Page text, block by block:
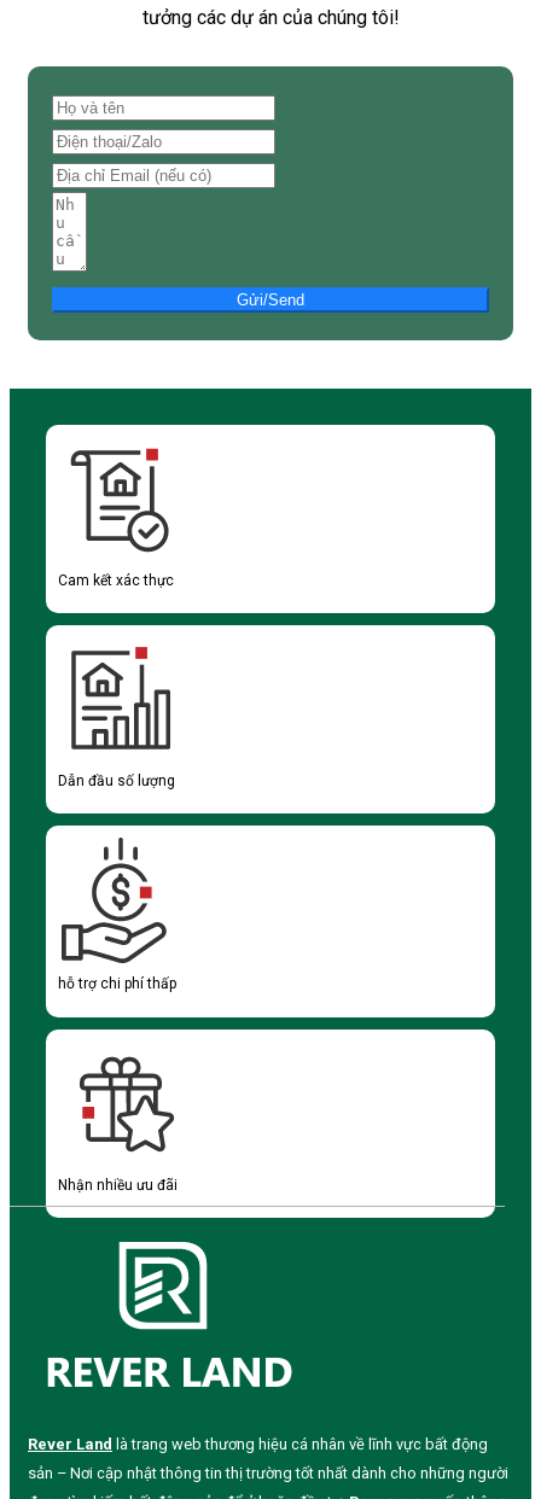
tưởng các dự án của chúng tôi!
Gửi/Send
Cam kết xác thực
Dẫn đầu số lượng
hỗ trợ chi phí thấp
Nhận nhiều ưu đãi
Rever Land là trang web thương hiệu cá nhân về lĩnh vực bất động
sản – Nơi cập nhật thông tin thị trường tốt nhất dành cho những người